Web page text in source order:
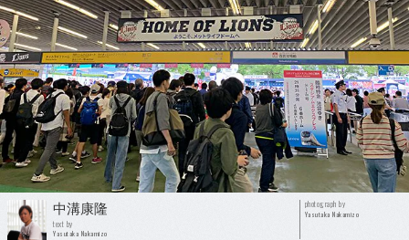
中溝康隆
text by
Yasutaka Nakamizo
photograph by
Yasutaka Nakamizo